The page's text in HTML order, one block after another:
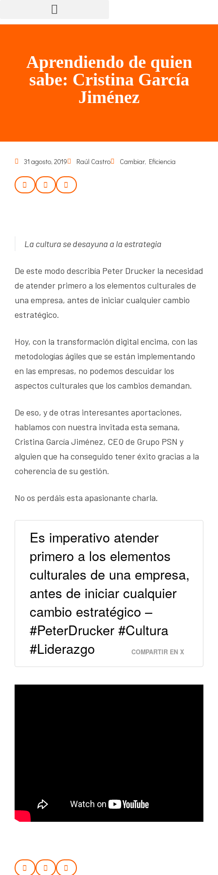
Aprendiendo de quien
sabe: Cristina García
Jiménez
31 agosto, 2019 Raúl Castro Cambiar, Eficiencia
La cultura se desayuna a la estrategia
De este modo describía Peter Drucker la necesidad
de atender primero a los elementos culturales de
una empresa, antes de iniciar cualquier cambio
estratégico.
Hoy, con la transformación digital encima, con las
metodologías ágiles que se están implementando
en las empresas, no podemos descuidar los
aspectos culturales que los cambios demandan.
De eso, y de otras interesantes aportaciones,
hablamos con nuestra invitada esta semana,
Cristina García Jiménez, CEO de Grupo PSN y
alguien que ha conseguido tener éxito gracias a la
coherencia de su gestión.
No os perdáis esta apasionante charla.
Es imperativo atender
primero a los elementos
culturales de una empresa,
antes de iniciar cualquier
cambio estratégico –
#PeterDrucker #Cultura
#Liderazgo
COMPARTIR EN X